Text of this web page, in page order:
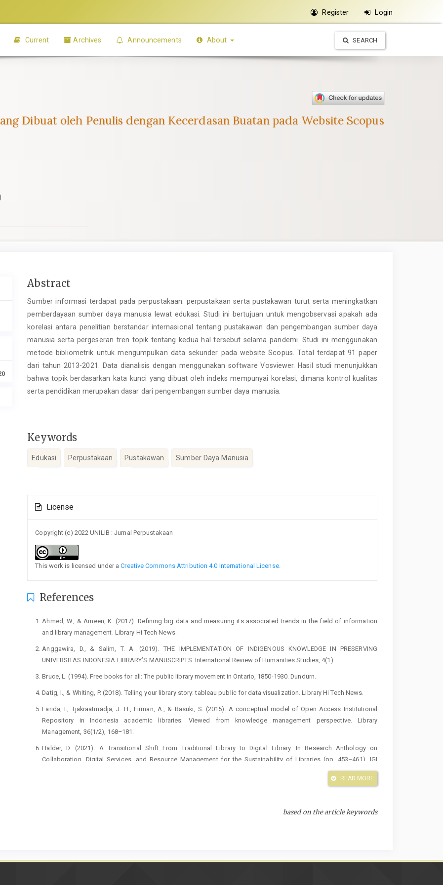
Register Login
Current Archives Announcements About SEARCH
Dibuat oleh Penulis dengan Kecerdasan Buatan pada Website Scopus
Main
Content
Abstract
Sumber informasi terdapat pada perpustakaan. perpustakaan serta pustakawan turut serta meningkatkan
pemberdayaan sumber daya manusia lewat edukasi. Studi ini bertujuan untuk mengobservasi apakah ada
korelasi antara penelitian berstandar internasional tentang pustakawan dan pengembangan sumber daya
manusia serta pergeseran tren topik tentang kedua hal tersebut selama pandemi. Studi ini menggunakan
metode bibliometrik untuk mengumpulkan data sekunder pada website Scopus. Total terdapat 91 paper
dari tahun 2013-2021. Data dianalisis dengan menggunakan software Vosviewer. Hasil studi menunjukkan
bahwa topik berdasarkan kata kunci yang dibuat oleh indeks mempunyai korelasi, dimana kontrol kualitas
serta pendidikan merupakan dasar dari pengembangan sumber daya manusia.
Keywords
Edukasi Perpustakaan Pustakawan Sumber Daya Manusia
Details
License
Copyright (c) 2022 UNILIB : Jurnal Perpustakaan
This work is licensed under aCreative Commons Attribution 4.0 International License.
References
Ahmed, W., & Ameen, K. (2017). Defining big data and measuring its associated trends in the field of information
and library management. Library Hi Tech News.
Anggawira, D., & Salim, T. A. (2019). THE IMPLEMENTATION OF INDIGENOUS KNOWLEDGE IN PRESERVING
UNIVERSITAS INDONESIA LIBRARY’S MANUSCRIPTS. International Review of Humanities Studies, 4(1).
Bruce, L. (1994). Free books for all: The public library movement in Ontario, 1850-1930. Dundurn.
Datig, I., & Whiting, P. (2018). Telling your library story: tableau public for data visualization. Library Hi Tech News.
Farida, I., Tjakraatmadja, J. H., Firman, A., & Basuki, S. (2015). A conceptual model of Open Access Institutional
Repository in Indonesia academic libraries: Viewed from knowledge management perspective. Library
Management, 36(1/2), 168–181.
Halder, D. (2021). A Transitional Shift From Traditional Library to Digital Library. In Research Anthology on
Collaboration, Digital Services, and Resource Management for the Sustainability of Libraries (pp. 453–461). IGI
Harris, R., Wathen, C. N., & Chan, D. (2005). Public library responses to a consumer health inquiry in a public health
Irfana, M. S., & Yasin, M. (2016). Web based room facility Reservation Application for Library.
Kostiak, A. (2002). Valuing your public library: the experience of the Barrie Public Library, Ontario, Canada. The
READ MORE
based on the article keywords